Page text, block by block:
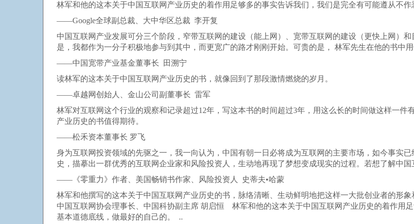
林军和他的这本关于中国互联网产业历史的着作用足够多的事实告诉我们，我们是完全有可能遵从不作
——Google全球副总裁、大中华区总裁 李开复
中国互联网产业发展可分三个阶段，窄带互联网的建设（能上网）、宽带互联网的建设（更快上网）
是，我都作为一分子积极地参与到其中，而更宽广的路才刚刚开始。可贵的是， 林军先生在他的书中用
——中国宽带产业基金董事长 田溯宁
读林军的这本关于中国互联网产业历史的书，就像回到了那段激情燃烧的岁月。
——卓越网创始人、金山公司副董事长 雷军
林军对互联网这个行业的观察和记录超过12年，写这本书的时间超过3年，用这么长的时间做这样一件
产业历史的书值得期待。
——松禾资本董事长 罗飞
身为互联网投资领域的先驱之一，我一向认为，中国有朝一日必将成为互联网的主要市场，如今事实
史，描摹出一群优秀的互联网企业家和风险投资人，生动地再现了梦想变成现实的过程。若想了解中
——《零重力》作者、美国畅销书作家、风险投资人 史蒂夫•哈蒙
林军和他撰写的这本关于中国互联网产业历史的书，脉络清晰、生动鲜明地把这样一大批创业者的
中国互联网协会理事长、中国科协副主席 胡启恒 林军和他的这本关于中国互联网产业历史的着作用
基本道德底线，做最好的自己的。 ..